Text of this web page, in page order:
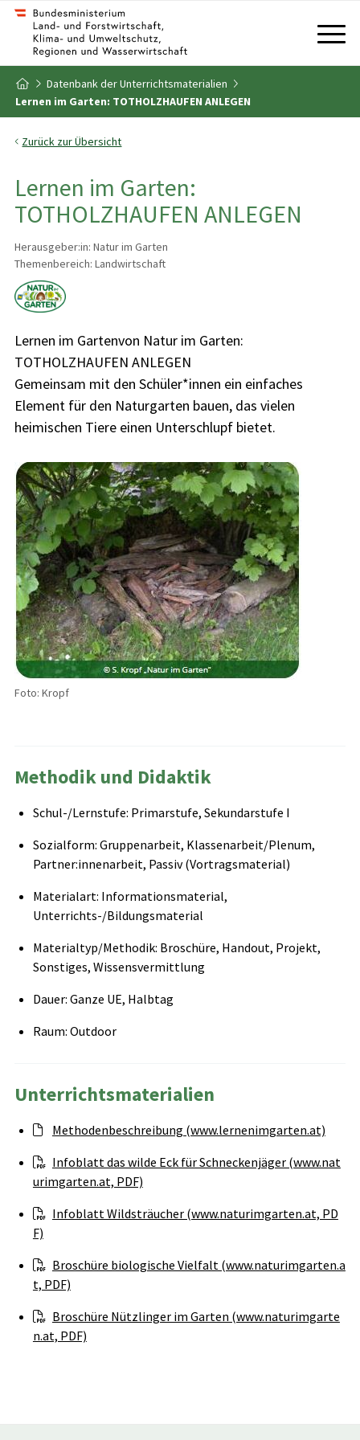
Zum Inhalt
Zum Inhaltsverzeichnis
Zur Startseite
Datenbank der Unterrichtsmaterialien
Lernen im Garten: TOTHOLZHAUFEN ANLEGEN
Zurück zur Übersicht
Lernen im Garten:
TOTHOLZHAUFEN ANLEGEN
Herausgeber:in: Natur im Garten
Themenbereich: Landwirtschaft
Lernen im Gartenvon Natur im Garten:
TOTHOLZHAUFEN ANLEGEN
Gemeinsam mit den Schüler*innen ein einfaches
Element für den Naturgarten bauen, das vielen
heimischen Tiere einen Unterschlupf bietet.
Foto: Kropf
Methodik und Didaktik
Schul-/Lernstufe: Primarstufe, Sekundarstufe I
Sozialform: Gruppenarbeit, Klassenarbeit/Plenum,
Partner:innenarbeit, Passiv (Vortragsmaterial)
Materialart: Informationsmaterial,
Unterrichts-/Bildungsmaterial
Materialtyp/Methodik: Broschüre, Handout, Projekt,
Sonstiges, Wissensvermittlung
Dauer: Ganze UE, Halbtag
Raum: Outdoor
Unterrichtsmaterialien
Methodenbeschreibung (www.lernenimgarten.at)
Infoblatt das wilde Eck für Schneckenjäger (www.nat
urimgarten.at, PDF)
Infoblatt Wildsträucher (www.naturimgarten.at, PD
F)
Broschüre biologische Vielfalt (www.naturimgarten.a
t, PDF)
Broschüre Nützlinger im Garten (www.naturimgarte
n.at, PDF)